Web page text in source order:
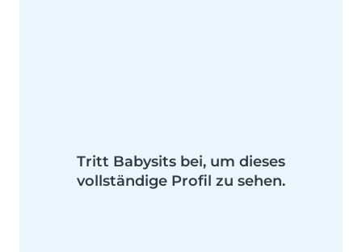
Tritt Babysits bei, um dieses
vollständige Profil zu sehen.